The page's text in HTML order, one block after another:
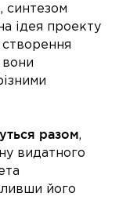
синтезом
ідея проекту
створення
вони
разом,
видатного
його